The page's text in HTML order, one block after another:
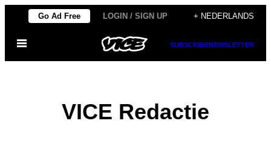
de
Go Ad Free LOGIN / SIGN UP + NEDERLANDS
Open
SUBSCRIBENEWSLETTER
VICE Redactie